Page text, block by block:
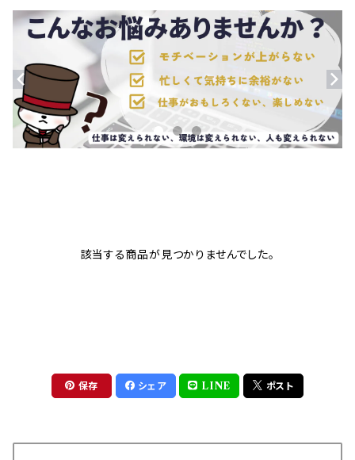
該当する商品が見つかりませんでした。
保存 シェア LINE ポスト